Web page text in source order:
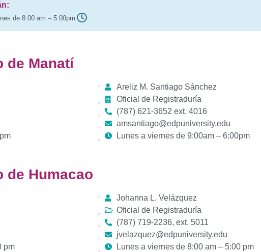
de 8:00 am – 5:00pm
de Manatí
Areliz M. Santiago Sánchez
Oficial de Registraduría
(787) 621-3652 ext. 4016
amsantiago@edpuniversity.edu
Lunes a viernes de 9:00am – 6:00pm
de Humacao
pm
Johanna L. Velázquez
Oficial de Registraduría
(787) 719-2236, ext. 5011
jvelazquez@edpuniversity.edu
Lunes a viernes de 8:00 am – 5:00 pm